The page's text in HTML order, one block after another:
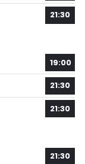
21:30
19:00
21:30
21:30
21:30